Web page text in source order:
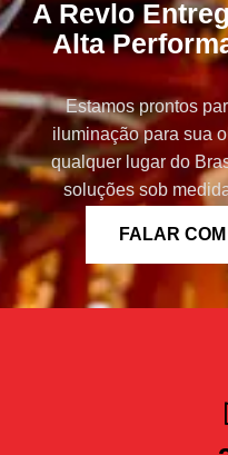
A Revlo
Alta
Estamos prontos
iluminação para sua
qualquer lugar do
soluções sob
FALAR